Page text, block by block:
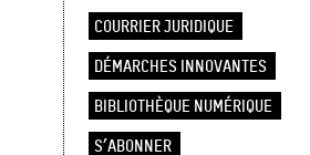
COURRIER JURIDIQUE
DÉMARCHES INNOVANTES
BIBLIOTHÈQUE NUMÉRIQUE
S’ABONNER